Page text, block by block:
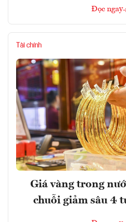
Đọc ngay
Tài chính
Giá vàng trong
chuỗi giảm sâu 4